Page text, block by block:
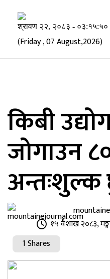
(Friday , 07 August,2026)
किबी
जोगाउन
१५ वैशाख २०८३,
1 Shares